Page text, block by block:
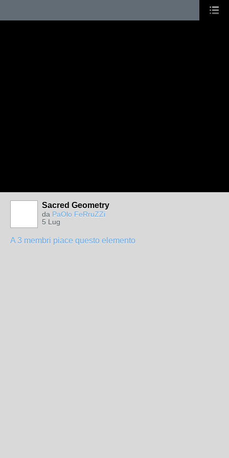
Sacred Geometry
da PaOlo FeRruZZi
5 Lug
A 3 membri piace questo elemento